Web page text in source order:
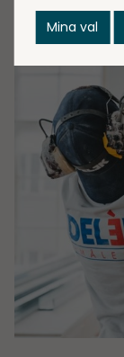
2021-01-22
Mina val